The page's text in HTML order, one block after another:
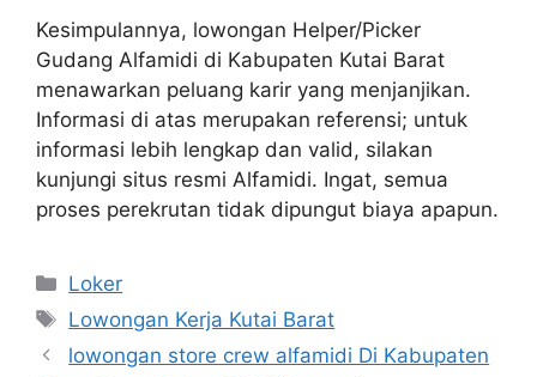
Kesimpulannya, lowongan Helper/Picker
Gudang Alfamidi di Kabupaten Kutai Barat
menawarkan peluang karir yang menjanjikan.
Informasi di atas merupakan referensi; untuk
informasi lebih lengkap dan valid, silakan
kunjungi situs resmi Alfamidi. Ingat, semua
proses perekrutan tidak dipungut biaya apapun.
Kategori
Loker
Tag
Lowongan Kerja Kutai Barat
lowongan store crew alfamidi Di Kabupaten